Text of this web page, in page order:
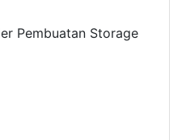
Pembuatan Storage